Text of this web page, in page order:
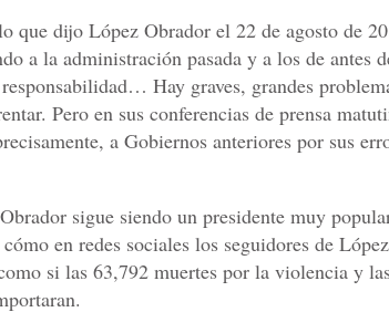
que dijo López Obrador el 22 de agosto de
a la administración pasada y a los de antes
Hay graves, grandes
Pero en sus conferencias de prensa
a Gobiernos anteriores por sus
sigue siendo un presidente muy
en redes sociales los seguidores de López
si las 63,792 muertes por la violencia y